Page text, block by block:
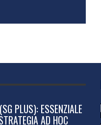
PLUS): ESSENZIALE
AD HOC